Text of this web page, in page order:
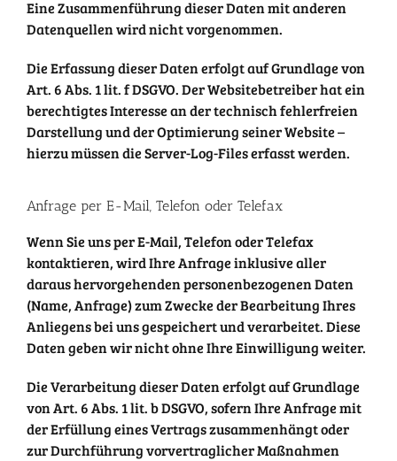
Eine Zusammenführung dieser Daten mit anderen
Datenquellen wird nicht vorgenommen.
Die Erfassung dieser Daten erfolgt auf Grundlage von
Art. 6 Abs. 1 lit. f DSGVO. Der Websitebetreiber hat ein
berechtigtes Interesse an der technisch fehlerfreien
Darstellung und der Optimierung seiner Website –
hierzu müssen die Server-Log-Files erfasst werden.
Anfrage per E-Mail, Telefon oder Telefax
Wenn Sie uns per E-Mail, Telefon oder Telefax
kontaktieren, wird Ihre Anfrage inklusive aller
daraus hervorgehenden personenbezogenen Daten
(Name, Anfrage) zum Zwecke der Bearbeitung Ihres
Anliegens bei uns gespeichert und verarbeitet. Diese
Daten geben wir nicht ohne Ihre Einwilligung weiter.
Die Verarbeitung dieser Daten erfolgt auf Grundlage
von Art. 6 Abs. 1 lit. b DSGVO, sofern Ihre Anfrage mit
der Erfüllung eines Vertrags zusammenhängt oder
zur Durchführung vorvertraglicher Maßnahmen